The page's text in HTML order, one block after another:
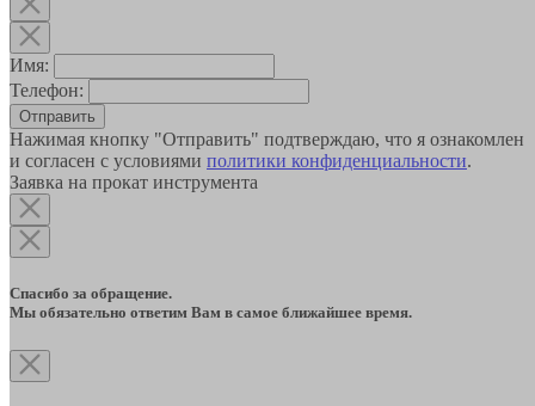
Имя:
Телефон:
Отправить
Нажимая кнопку "Отправить" подтверждаю, что я ознакомлен
и согласен с условиями политики конфиденциальности.
Заявка на прокат инструмента
Спасибо за обращение.
Мы обязательно ответим Вам в самое ближайшее время.